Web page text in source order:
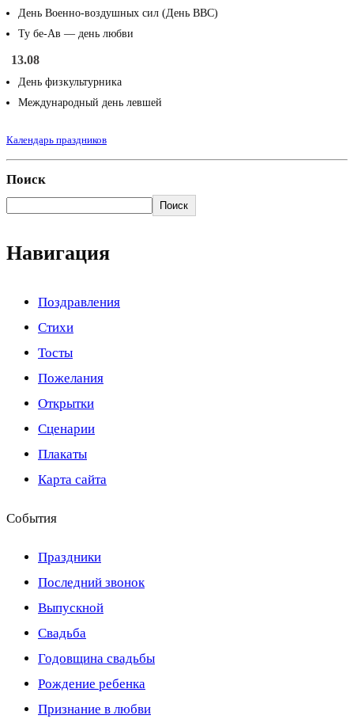
День Военно-воздушных сил (День ВВС)
Ту бе-Ав — день любви
13.08
День физкультурника
Международный день левшей
Календарь праздников
Поиск
Поиск
Навигация
Поздравления
Стихи
Тосты
Пожелания
Открытки
Сценарии
Плакаты
Карта сайта
События
Праздники
Последний звонок
Выпускной
Свадьба
Годовщина свадьбы
Рождение ребенка
Признание в любви